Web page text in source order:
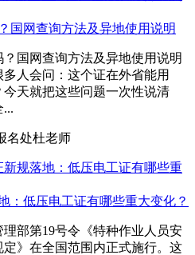
国网查询方法及异地使用说明
国网查询方法及异地使用说明
人会问：这个证在外省能用
天就把这些问题一次性说清
...
名处杜老师
：低压电工证有哪些重大变化？
理部第19号令《特种作业人员安
》在全国范围内正式施行。这